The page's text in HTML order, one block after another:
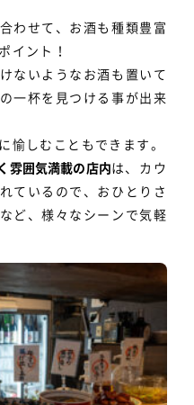
わせて、お酒も種類豊富
イント！
ないようなお酒も置いて
一杯を見つける事が出来
愉しむこともできます。
雰囲気満載の店内は、カウ
ているので、おひとりさ
ど、様々なシーンで気軽